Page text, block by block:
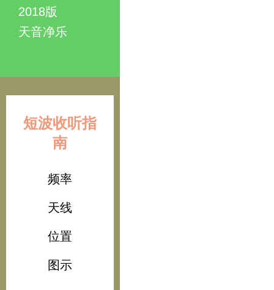
2018版
天音净乐
短波收听指
南
频率
天线
位置
图示